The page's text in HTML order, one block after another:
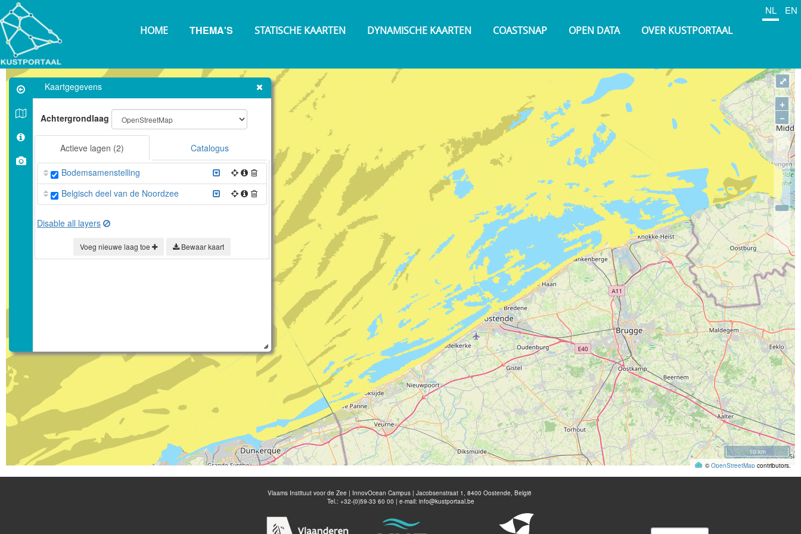
Overslaan
en
naar
de
inhoud
gaan
NL EN
HOME THEMA'S STATISCHE KAARTEN DYNAMISCHE KAARTEN COASTSNAP OPEN DATA OVER KUSTPORTAAL
Kaartgegevens
Achtergrondlaag
Actieve lagen (2) Catalogus
Bodemsamenstelling
Belgisch deel van de Noordzee
Disable all layers
Voeg nieuwe laag toe Bewaar kaart
10 km
+
−
⤢
©OpenStreetMap contributors.
Vlaams Instituut voor de Zee | InnovOcean Campus | Jacobsenstraat 1, 8400 Oostende, België
Tel.: +32-(0)59-33 60 00 | e-mail: info@kustportaal.be